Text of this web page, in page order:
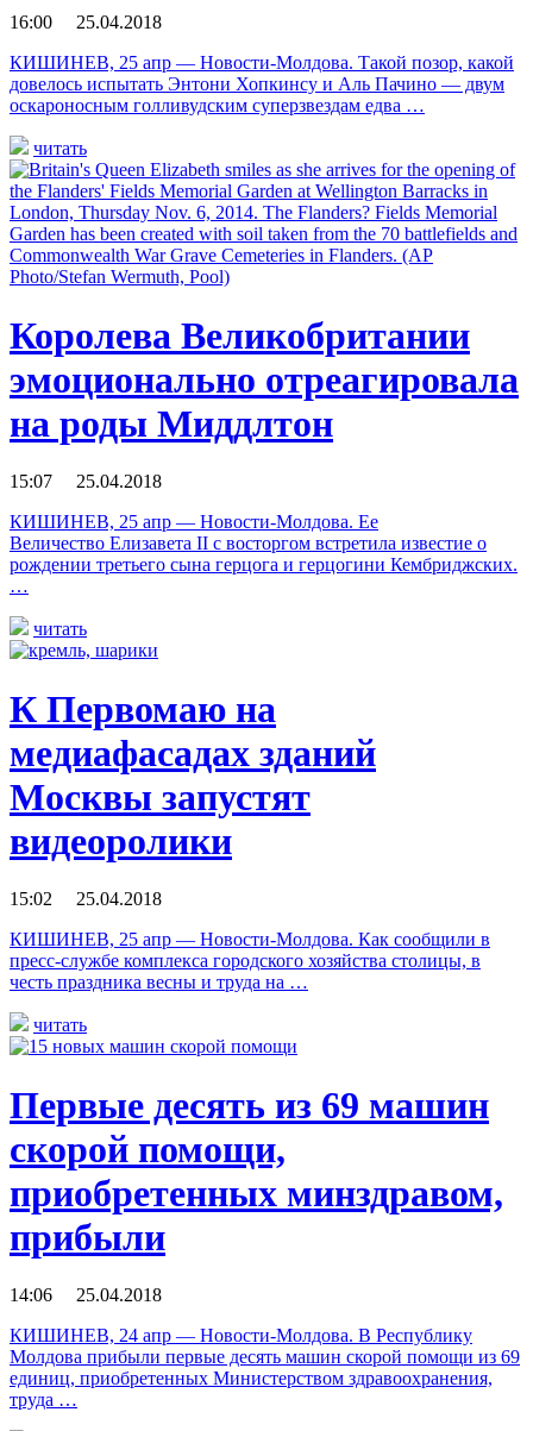
16:00 25.04.2018
КИШИНЕВ, 25 апр — Новости-Молдова. Такой позор, какой
довелось испытать Энтони Хопкинсу и Аль Пачино — двум
оскароносным голливудским суперзвездам едва …
читать
Королева Великобритании
эмоционально отреагировала
на роды Миддлтон
15:07 25.04.2018
КИШИНЕВ, 25 апр — Новости-Молдова. Ее
Величество Елизавета II с восторгом встретила известие о
рождении третьего сына герцога и герцогини Кембриджских.
…
читать
К Первомаю на
медиафасадах зданий
Москвы запустят
видеоролики
15:02 25.04.2018
КИШИНЕВ, 25 апр — Новости-Молдова. Как сообщили в
пресс-службе комплекса городского хозяйства столицы, в
честь праздника весны и труда на …
читать
Первые десять из 69 машин
скорой помощи,
приобретенных минздравом,
прибыли
14:06 25.04.2018
КИШИНЕВ, 24 апр — Новости-Молдова. В Республику
Молдова прибыли первые десять машин скорой помощи из 69
единиц, приобретенных Министерством здравоохранения,
труда …